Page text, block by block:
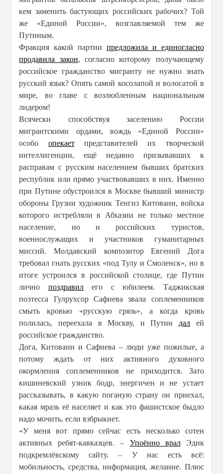
кем заменить бастующих российских рабочих? Той
же «Единой России», возглавляемой тем же
Путиным.
Фракция какой партии предложила и единогласно
продавила закон, согласно которому получающему
российское гражданство мигранту не нужно знать
русский язык? Опять самой косолапой и волосатой в
мире, во главе с возлюбленным национальным
лидером!
Всячески способствуя заселению России
мигрантскими ордами, вождь «Единой России»
особо опекаетпредставителей их творческой
интеллигенции, ещё недавно призывавших к
расправам с русским населением бывших братских
республик или прямо участвовавших в них. Именно
при Путине обустроился в Москве бывший министр
обороны Грузии художник Тенгиз Китовани, войска
которого истребляли в Абхазии не только местное
население, но и российских туристов,
военнослужащих и участников гуманитарных
миссий. Молдавский композитор Евгений Дога
требовал гнать русских «под Тулу и Смоленск», но в
итоге устроился в российской столице, где Путин
лично поздравилего с юбилеем. Таджикская
поэтесса Гулрухсор Сафиева звала соплеменников
смыть кровью «русскую грязь», а когда кровь
полилась, переехала в Москву, и Путин дал ей
российское гражданство.
Дога, Китовани и Сафиева – люди уже пожилые, а
потому ждать от них активного духовного
окормления соплеменников не приходится. Зато
кишиневский узник бодр, энергичен и не устает
рассказывать, в какую поганую страну он приехал,
какая мразь её населяет и как это фашистское быдло
надо мочить, если взбрыкнет.
«У меня вот прямо сейчас есть несколько сотен
активных ребят-кавказцев. – Упоённо вралЭдик
подкремлёвскому сайту. – У нас есть всё:
мобильность, средства, информация, желание. Плюс